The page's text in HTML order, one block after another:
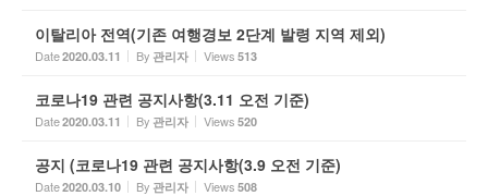
이탈리아 전역(기존 여행경보 2단계 발령 지역 제외)
Date2020.03.11 By 관리자 Views 513
코로나19 관련 공지사항(3.11 오전 기준)
Date2020.03.11 By 관리자 Views 520
공지 (코로나19 관련 공지사항(3.9 오전 기준)
Date2020.03.10 By 관리자 Views 508